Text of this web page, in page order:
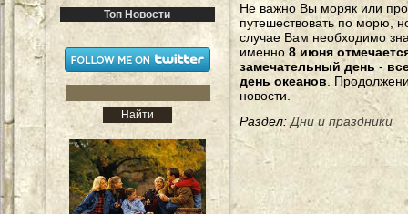
Топ Новости
Не важно Вы моряк или
путешествовать по морю,
случае Вам необходимо
именно 8 июня
замечательный день -
день океанов .
новости.
Раздел: Дни и праздники